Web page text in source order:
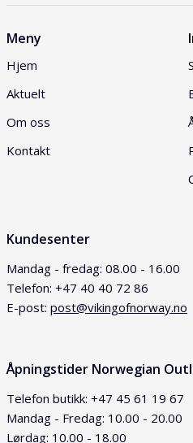
Meny
Hjem
Aktuelt
Om oss
Kontakt
Kundesenter
Mandag - fredag: 08.00 - 16.00
Telefon: +47 40 40 72 86
E-post: post@vikingofnorway.no
Åpningstider Norwegian
Telefon butikk: +47 45 61 19 67
Mandag - Fredag: 10.00 - 20.00
Lørdag: 10.00 - 18.00